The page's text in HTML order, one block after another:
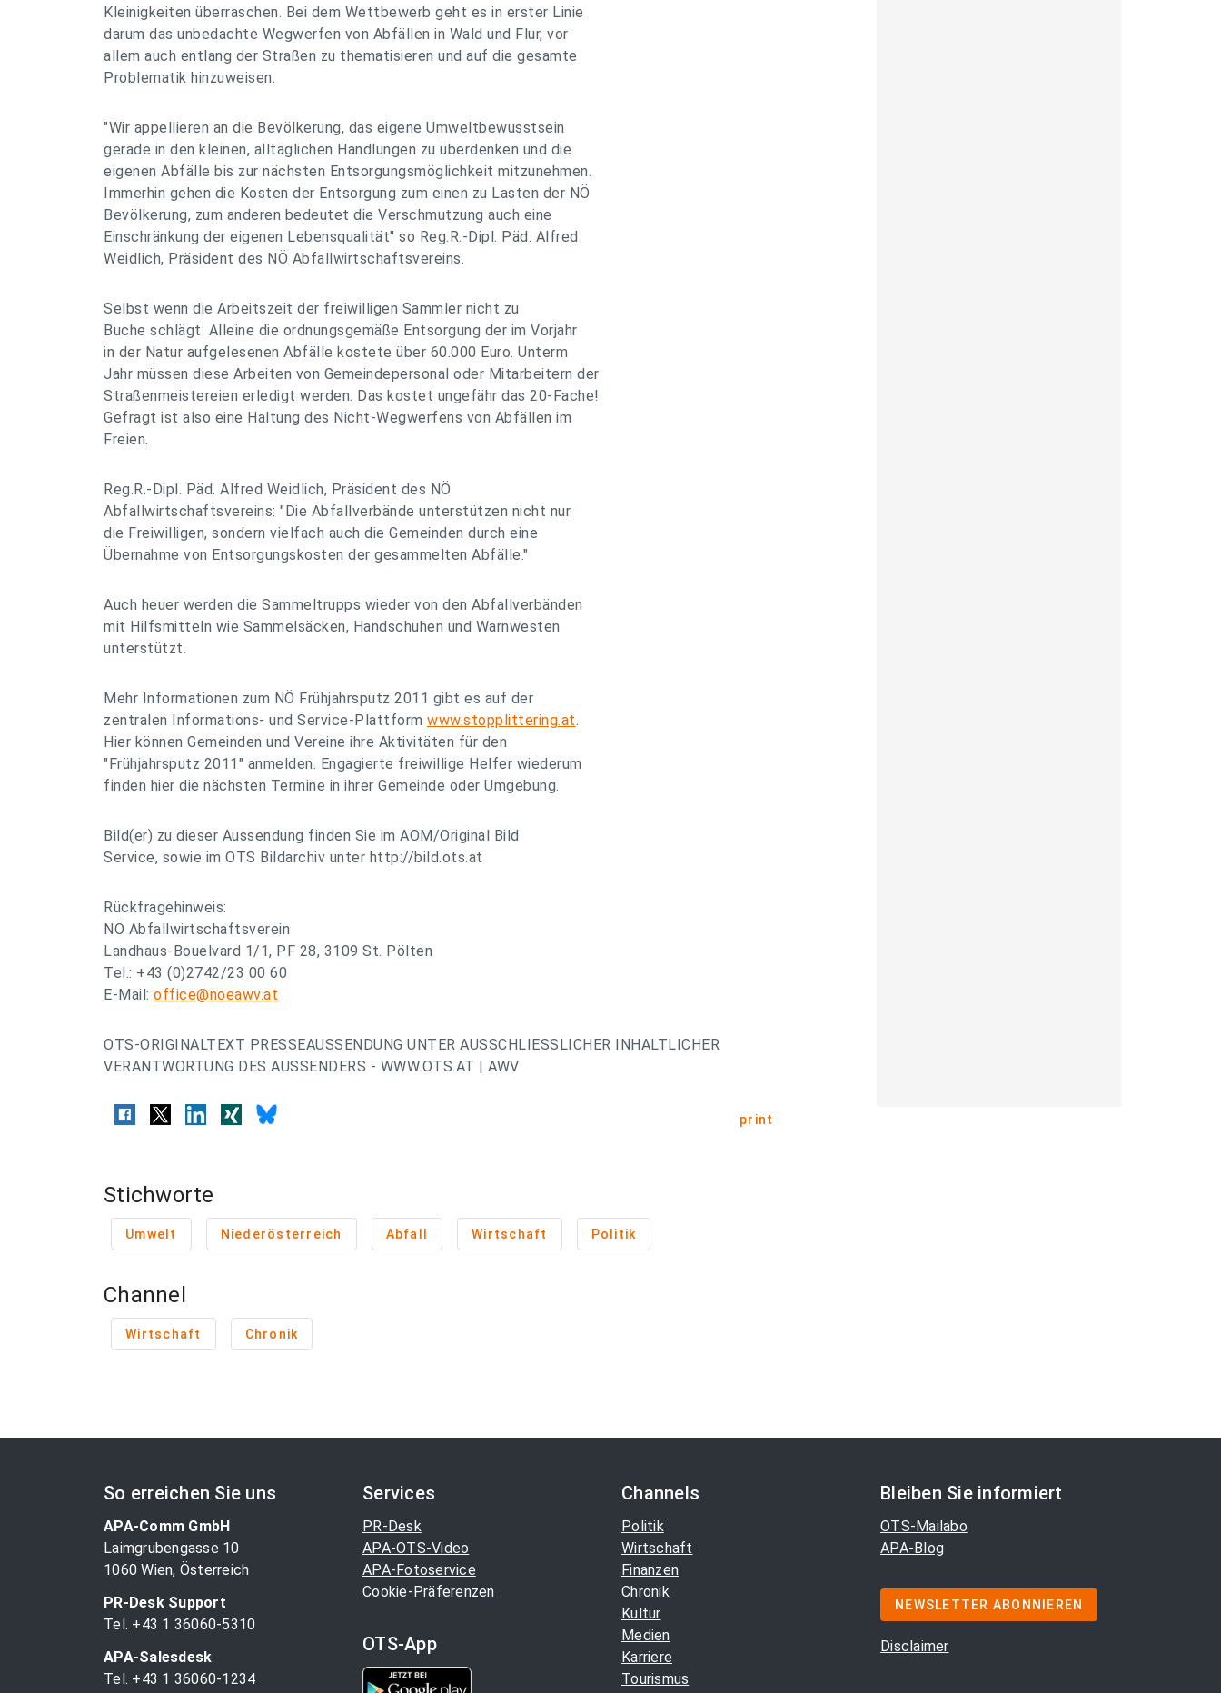
Kleinigkeiten überraschen. Bei dem Wettbewerb geht es in erster Linie
darum das unbedachte Wegwerfen von Abfällen in Wald und Flur, vor
allem auch entlang der Straßen zu thematisieren und auf die gesamte
Problematik hinzuweisen.
"Wir appellieren an die Bevölkerung, das eigene Umweltbewusstsein
gerade in den kleinen, alltäglichen Handlungen zu überdenken und die
eigenen Abfälle bis zur nächsten Entsorgungsmöglichkeit mitzunehmen.
Immerhin gehen die Kosten der Entsorgung zum einen zu Lasten der NÖ
Bevölkerung, zum anderen bedeutet die Verschmutzung auch eine
Einschränkung der eigenen Lebensqualität" so Reg.R.-Dipl. Päd. Alfred
Weidlich, Präsident des NÖ Abfallwirtschaftsvereins.
Selbst wenn die Arbeitszeit der freiwilligen Sammler nicht zu
Buche schlägt: Alleine die ordnungsgemäße Entsorgung der im Vorjahr
in der Natur aufgelesenen Abfälle kostete über 60.000 Euro. Unterm
Jahr müssen diese Arbeiten von Gemeindepersonal oder Mitarbeitern der
Straßenmeistereien erledigt werden. Das kostet ungefähr das 20-Fache!
Gefragt ist also eine Haltung des Nicht-Wegwerfens von Abfällen im
Freien.
Reg.R.-Dipl. Päd. Alfred Weidlich, Präsident des NÖ
Abfallwirtschaftsvereins: "Die Abfallverbände unterstützen nicht nur
die Freiwilligen, sondern vielfach auch die Gemeinden durch eine
Übernahme von Entsorgungskosten der gesammelten Abfälle."
Auch heuer werden die Sammeltrupps wieder von den Abfallverbänden
mit Hilfsmitteln wie Sammelsäcken, Handschuhen und Warnwesten
unterstützt.
Mehr Informationen zum NÖ Frühjahrsputz 2011 gibt es auf der
zentralen Informations- und Service-Plattform www.stopplittering.at.
Hier können Gemeinden und Vereine ihre Aktivitäten für den
"Frühjahrsputz 2011" anmelden. Engagierte freiwillige Helfer wiederum
finden hier die nächsten Termine in ihrer Gemeinde oder Umgebung.
Bild(er) zu dieser Aussendung finden Sie im AOM/Original Bild
Service, sowie im OTS Bildarchiv unter http://bild.ots.at
Rückfragehinweis:
NÖ Abfallwirtschaftsverein
Landhaus-Bouelvard 1/1, PF 28, 3109 St. Pölten
Tel.: +43 (0)2742/23 00 60
E-Mail: office@noeawv.at
OTS-ORIGINALTEXT PRESSEAUSSENDUNG UNTER AUSSCHLIESSLICHER INHALTLICHER
VERANTWORTUNG DES AUSSENDERS - WWW.OTS.AT | AWV
print
Stichworte
Umwelt Niederösterreich Abfall Wirtschaft Politik
Channel
Wirtschaft Chronik
So erreichen Sie uns
APA-Comm GmbH
Laimgrubengasse 10
1060 Wien, Österreich
PR-Desk Support
Tel. +43 1 36060-5310
APA-Salesdesk
Tel. +43 1 36060-1234
Services
PR-Desk
APA-OTS-Video
APA-Fotoservice
Cookie-Präferenzen
OTS-App
Channels
Politik
Wirtschaft
Finanzen
Chronik
Kultur
Medien
Karriere
Tourismus
Bleiben Sie informiert
OTS-Mailabo
APA-Blog
NEWSLETTER ABONNIEREN
Disclaimer